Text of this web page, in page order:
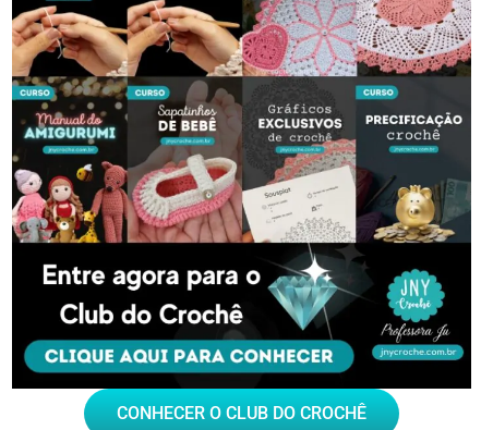
CONHECER O CLUB DO CROCHÊ